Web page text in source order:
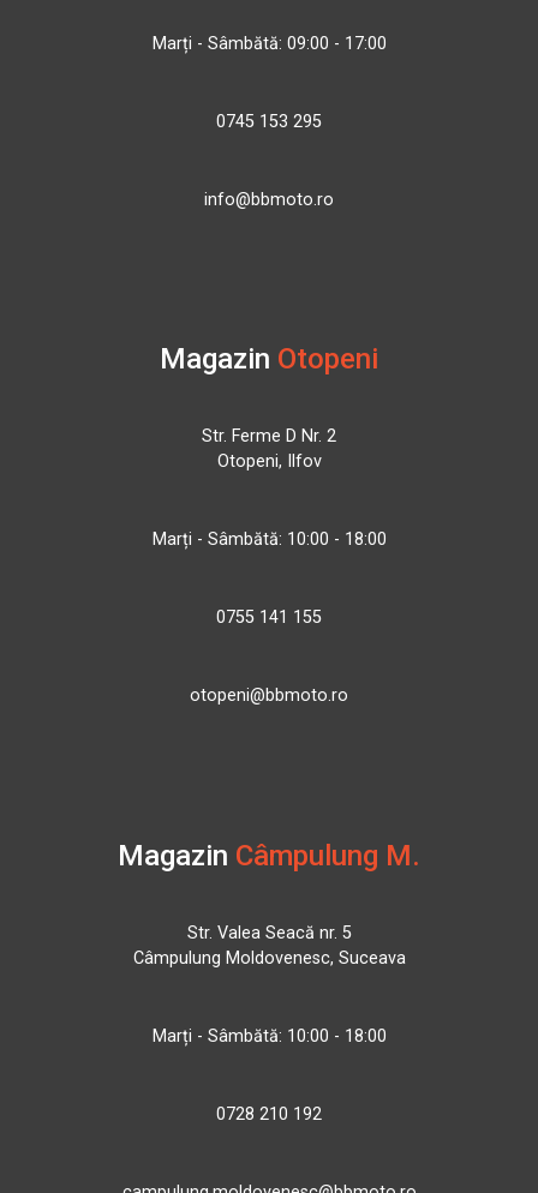
Marți - Sâmbătă: 09:00 - 17:00
0745 153 295
info@bbmoto.ro
Magazin Otopeni
Str. Ferme D Nr. 2
Otopeni, Ilfov
Marți - Sâmbătă: 10:00 - 18:00
0755 141 155
otopeni@bbmoto.ro
Magazin Câmpulung M.
Str. Valea Seacă nr. 5
Câmpulung Moldovenesc, Suceava
Marți - Sâmbătă: 10:00 - 18:00
0728 210 192